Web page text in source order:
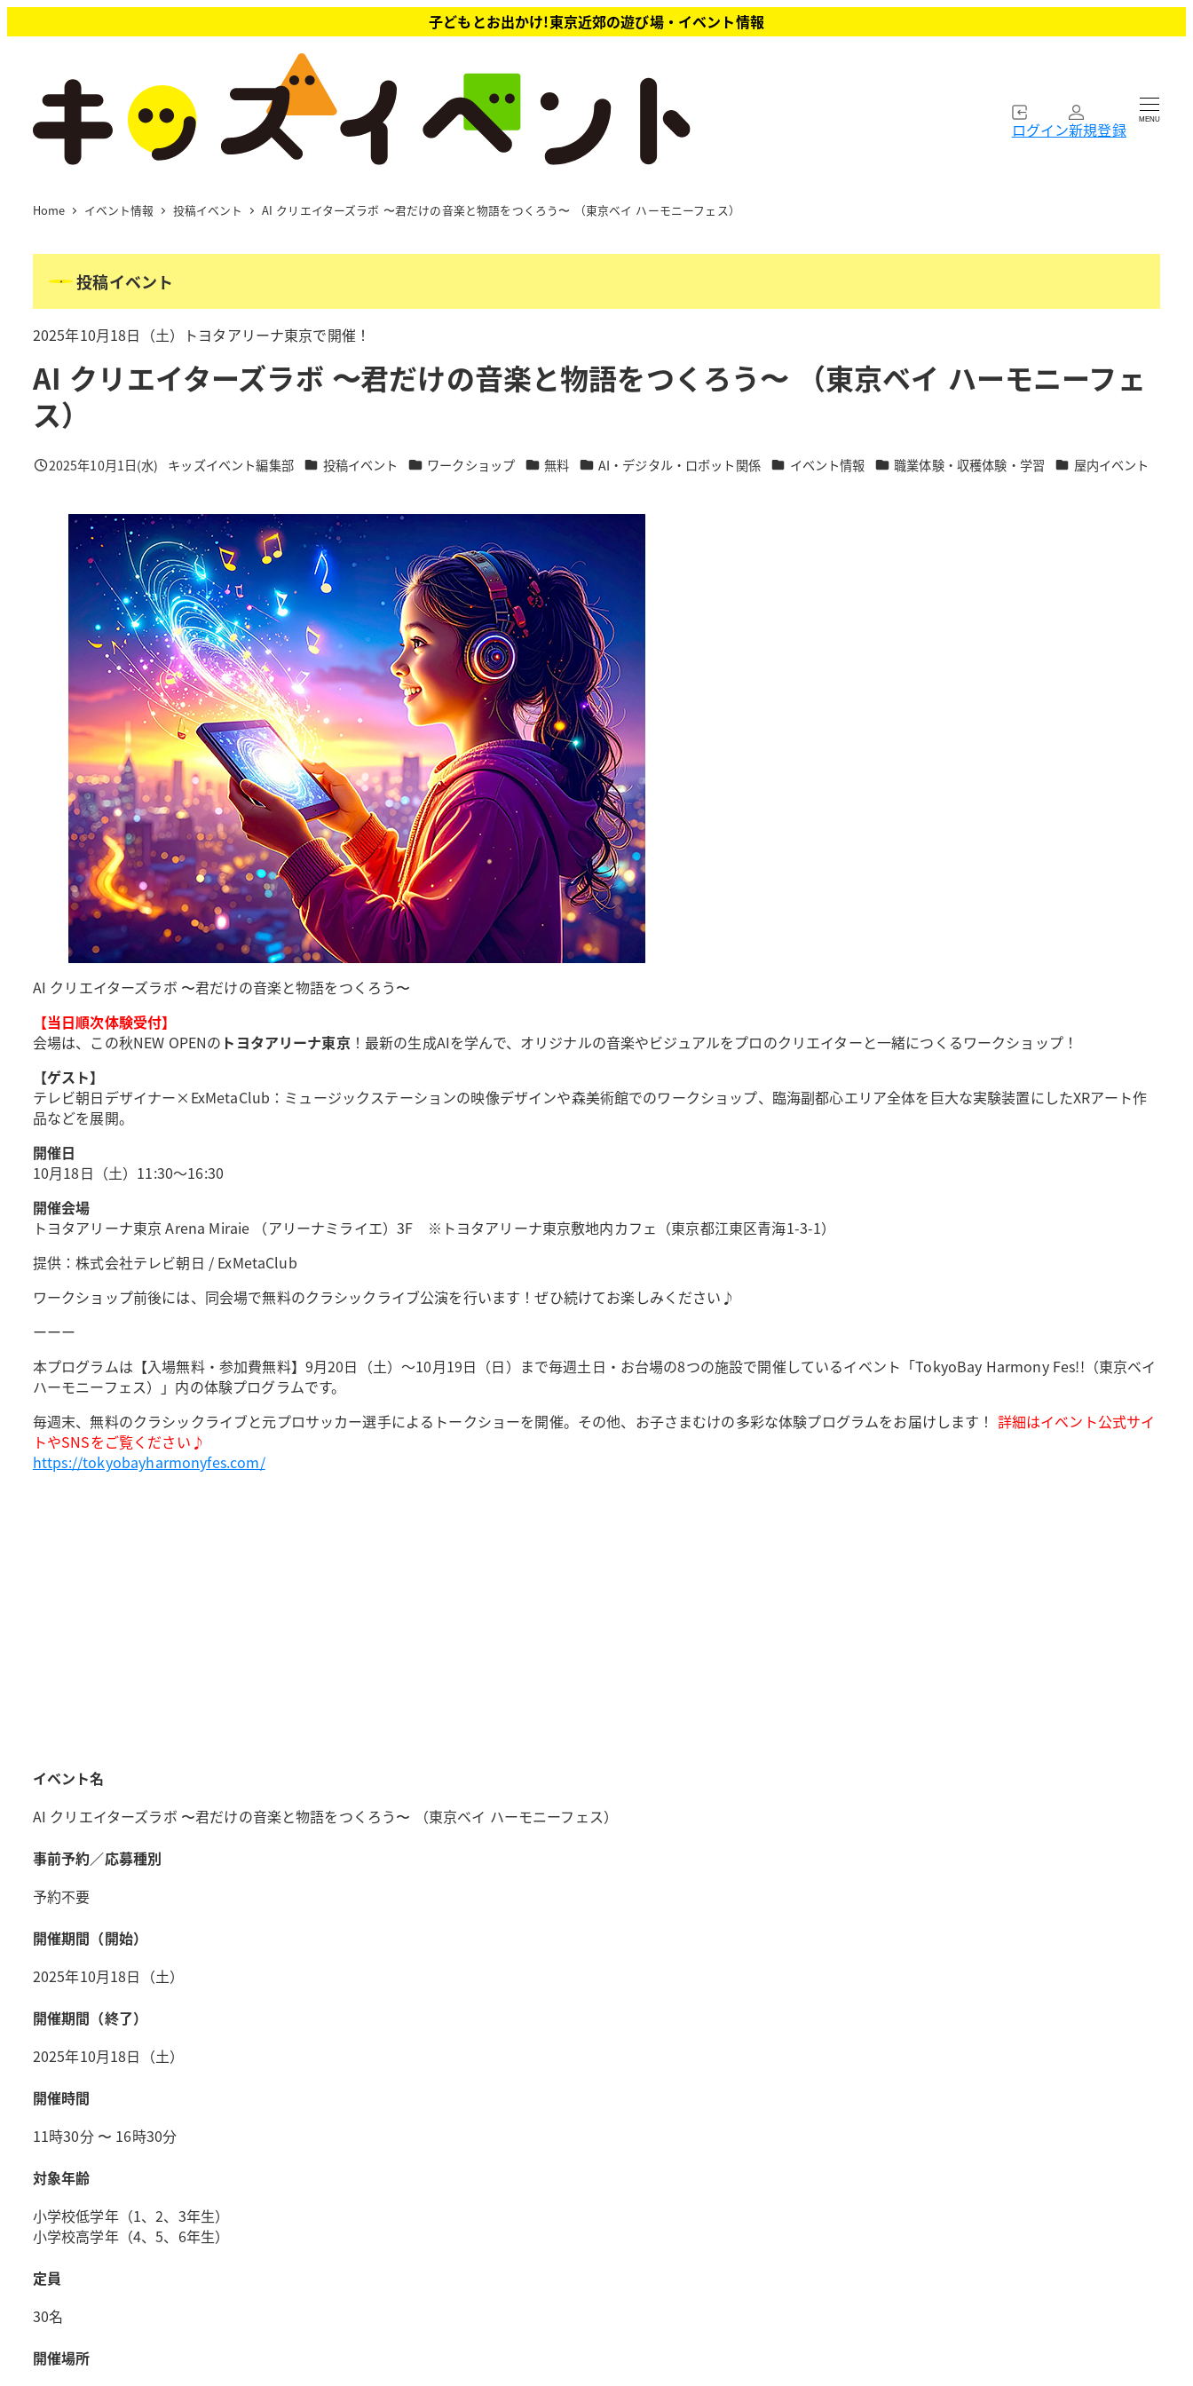
イ
子どもとお出かけ!東京近郊の遊び場・イベント情報
ログイン新規登録 MENU
Home イベント情報 投稿イベント AI クリエイターズラボ 〜君だけの音楽と物語をつくろう〜 （東京ベイ ハーモニーフェス）
投稿イベント
2025年10月18日（土）トヨタアリーナ東京で開催！
AI クリエイターズラボ 〜君だけの音楽と物語をつくろう〜 （東京ベイ ハーモニーフェ
ス）
投稿日
2025年10月1日(水)
著
キッズイベント編集部 カテゴリー
投稿イベント カテゴリー
ワークショップ カテゴリー
無料 カテゴリー
AI・デジタル・ロボット関係 カテゴリー
イベント情報 カテゴリー
職業体験・収穫体験・学習 カテゴリー
屋内イベント
AI クリエイターズラボ 〜君だけの音楽と物語をつくろう〜
【当日順次体験受付】
会場は、この秋NEW OPENの トヨタアリーナ東京 ！最新の生成AIを学んで、オリジナルの音楽やビジュアルをプロのクリエイターと一緒につくるワークショップ！
【ゲスト】
テレビ朝日デザイナー×ExMetaClub：ミュージックステーションの映像デザインや森美術館でのワークショップ、臨海副都心エリア全体を巨大な実験装置にしたXRアート作
品などを展開。
開催日
10月18日（土）11:30～16:30
開催会場
トヨタアリーナ東京 Arena Miraie （アリーナミライエ）3F ※トヨタアリーナ東京敷地内カフェ（東京都江東区青海1-3-1）
提供：株式会社テレビ朝日 / ExMetaClub
ワークショップ前後には、同会場で無料のクラシックライブ公演を行います！ぜひ続けてお楽しみください♪
ーーー
本プログラムは【入場無料・参加費無料】9月20日（土）～10月19日（日）まで毎週土日・お台場の8つの施設で開催しているイベント「TokyoBay Harmony Fes!!（東京ベイ
ハーモニーフェス）」内の体験プログラムです。
毎週末、無料のクラシックライブと元プロサッカー選手によるトークショーを開催。その他、お子さまむけの多彩な体験プログラムをお届けします！ 詳細はイベント公式サイ
トやSNSをご覧ください♪
https://tokyobayharmonyfes.com/
イベント名
AI クリエイターズラボ 〜君だけの音楽と物語をつくろう〜 （東京ベイ ハーモニーフェス）
事前予約／応募種別
予約不要
開催期間（開始）
2025年10月18日（土）
開催期間（終了）
2025年10月18日（土）
開催時間
11時30分 〜 16時30分
対象年齢
小学校低学年（1、2、3年生）
小学校高学年（4、5、6年生）
定員
30名
開催場所